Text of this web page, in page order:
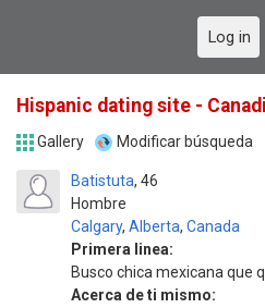
Log in
Hispanic dating site -
Gallery Modificar búsqueda
Batistuta
Hombre
46
Calgary, Alberta, Canada
Primera linea:
Busco chica mexicana que
Acerca de ti mismo: